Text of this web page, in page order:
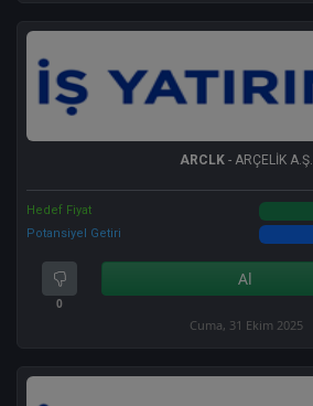
ARCLK- ARÇELİK A.Ş.
Hedef Fiyat
Potansiyel Getiri
0
Al
Cuma, 31 Ekim 2025